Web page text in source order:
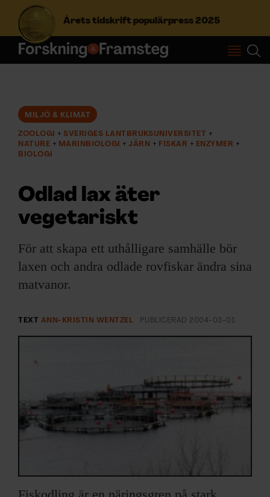
Årets tidskrift populärpress 2025
S
f
e
r
NYHETSBREV
ARKIV & E-TIDNING
EVENEMANG & RESOR
KONTAKTA F&F
SKRIV I F&F
MILJÖ & KLIMAT
ZOOLOGI
SVERIGES LANTBRUKSUNIVERSITET
NATURE
MARINBIOLOGI JÄRN FISKAR
ENZYMER
BIOLOGI
Odlad lax äter
vegetariskt
För att skapa ett uthålligare samhälle bör
laxen och andra odlade rovfiskar ändra sina
matvanor.
TEXT ANN-KRISTIN WENTZEL PUBLICERAD 2004-03-01